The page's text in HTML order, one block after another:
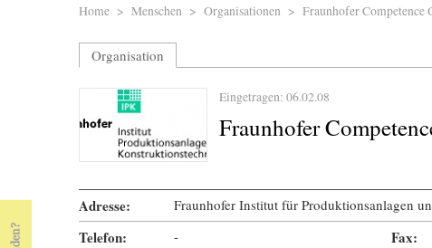
Sie sind hier
Home > Menschen > Organisationen > Fraunhofer Competence
Organisation
Eingetragen: 06.02.08
Fraunhofer
Adresse: Fraunhofer Institut für Produktionsanlagen
Telefon: - Fax: